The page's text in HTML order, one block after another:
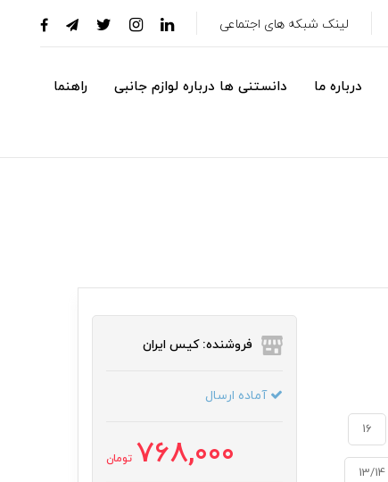
لینک شبکه های اجتماعی
درباره ما دانستنی ها درباره لوازم جانبی راهنما
16
13/14
فروشنده: کیس ایران
آماده ارسال
768,000 تومان